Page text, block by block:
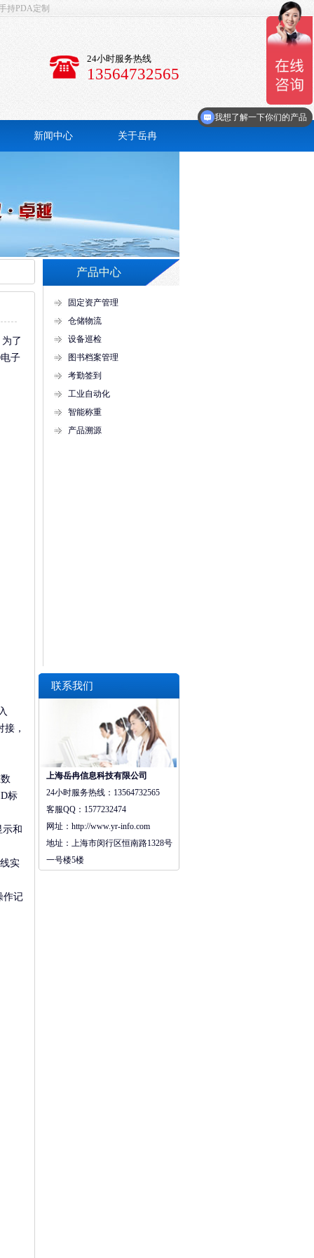
持PDA定制
24小时服务热线
13564732565
新闻中心 关于岳冉
了
子
，
标
和
实
作记
产品中心
固定资产管理
仓储物流
设备巡检
图书档案管理
考勤签到
工业自动化
智能称重
产品溯源
联系我们
上海岳冉信息科技有限公司
24小时服务热线： 13564732565
客服QQ： 1577232474
网址：http://www.yr-info.com
地址：
上海市闵行区恒南路1328号
一号楼5楼
我想了解一下你们的产品
请尽快联系我